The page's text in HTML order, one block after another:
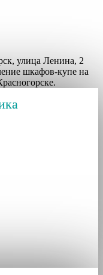
улица Ленина, 2
шкафов-купе на